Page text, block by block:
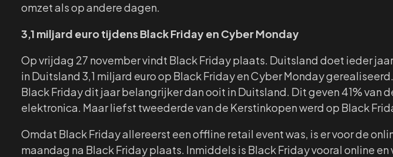
omzet als op andere dagen.
3,1 miljard euro tijdens Black Friday en Cyber Monday
Op vrijdag 27 november vindt Black Friday plaats. Duitsland doet ieder
in Duitsland 3,1 miljard euro op Black Friday en Cyber Monday
Black Friday dit jaar belangrijker dan ooit in Duitsland. Dit geven 41% van
elektronica. Maar liefst tweederde van de Kerstinkopen werd op Black
Omdat Black Friday allereerst een offline retail event was, is er voor de
maandag na Black Friday plaats. Inmiddels is Black Friday vooral online